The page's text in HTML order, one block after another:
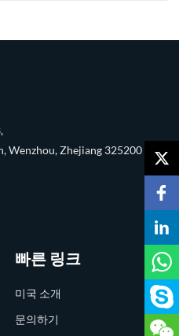
Wenzhou, Zhejiang 325200
빠른 링크
미국 소개
문의하기